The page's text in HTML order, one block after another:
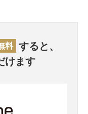
料 すると、
けます